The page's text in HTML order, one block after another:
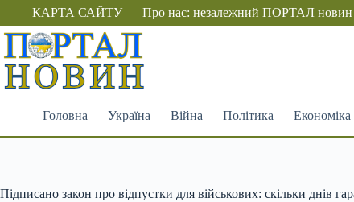
Перейти
вмісту
КАРТА САЙТУ Про нас: незалежний ПОРТАЛ новин
Головна Україна Війна Політика Економіка
Підписано закон про відпустки для військових: скільки днів